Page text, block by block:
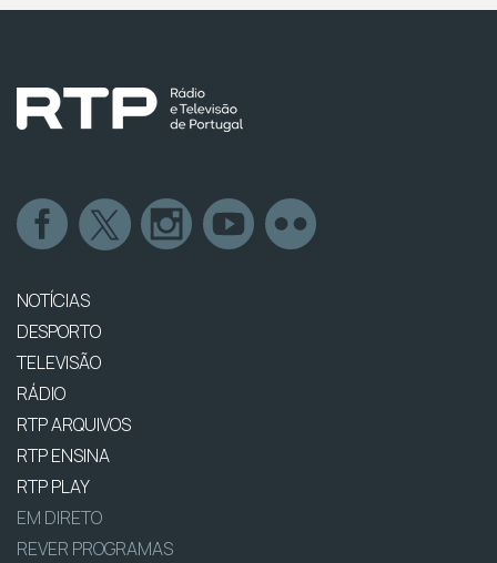
NOTÍCIAS
DESPORTO
TELEVISÃO
RÁDIO
RTP ARQUIVOS
RTP ENSINA
RTP PLAY
EM DIRETO
REVER PROGRAMAS